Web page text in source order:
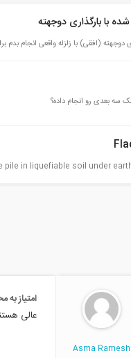
با بارگذاری دوجهته
دوجهته (افقی) با زلزله واقعی انجام
سه بعدی رو انجام داده؟
pile in liquefiable soil under
امتیاز
عالی
Asma Ramesh